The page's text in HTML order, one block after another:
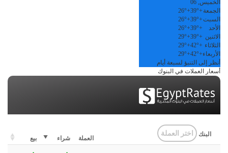
الخميس, 06
الجمعة +
39°
+
26°
السبت+
39°
+
26°
الأحد
+
39°
+
26°
الاثنين +
39°
+
29°
الثلاثاء +
42°
+
29°
الأربعاء+
42°
+
29°
أنظر إلى التنبؤ لسبعة أيام
أسعار العملات في البنوك